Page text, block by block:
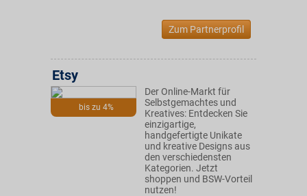
Zum Partnerprofil
bis zu 4%
Etsy
Der Online-Markt für
Selbstgemachtes und
Kreatives: Entdecken Sie
einzigartige,
handgefertigte Unikate
und kreative Designs aus
den verschiedensten
Kategorien. Jetzt
shoppen und BSW-Vorteil
nutzen!